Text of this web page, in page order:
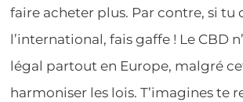
faire acheter plus. Par contre, si tu
l’international, fais gaffe ! Le CBD
légal partout en Europe, malgré
harmoniser les lois. T’imagines te